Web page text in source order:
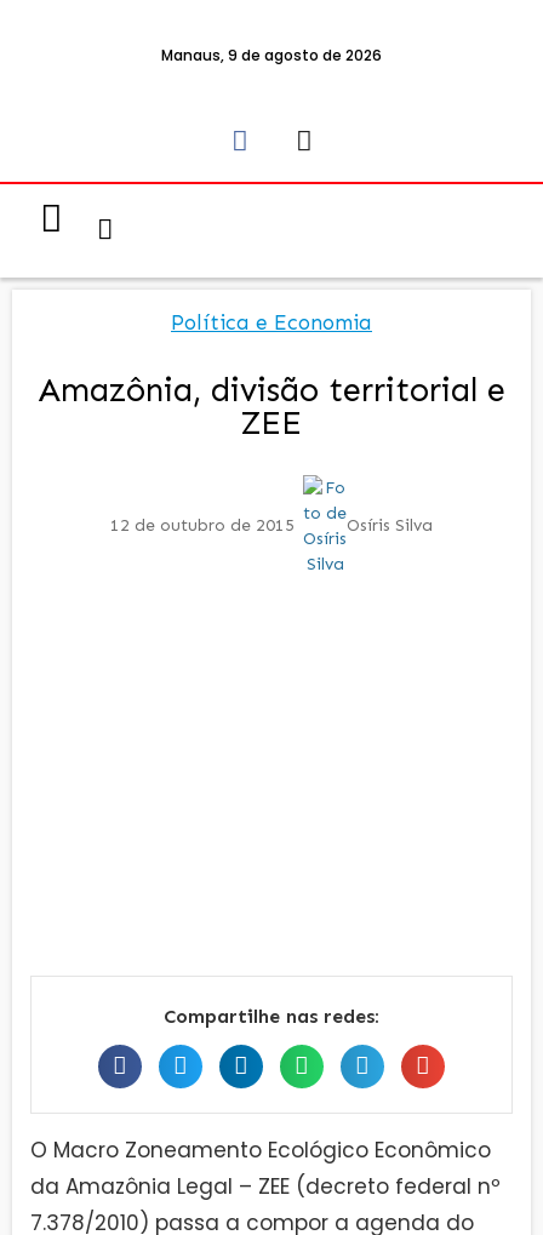
Manaus, 9 de agosto de 2026
Política e Economia
Amazônia, divisão territorial e
ZEE
12 de outubro de 2015 Osíris Silva
Compartilhe nas redes:
O Macro Zoneamento Ecológico Econômico
da Amazônia Legal – ZEE (decreto federal nº
7.378/2010) passa a compor a agenda do